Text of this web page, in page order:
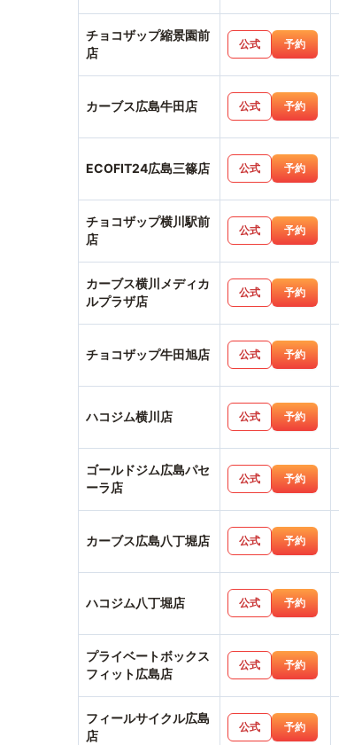
チョコザップ縮景園前
店
公式 予約
カーブス広島牛田店 公式 予約
ECOFIT24広島三篠店 公式 予約
チョコザップ横川駅前
店
公式 予約
カーブス横川メディカ
ルプラザ店
公式 予約
チョコザップ牛田旭店 公式 予約
ハコジム横川店 公式 予約
ゴールドジム広島パセ
ーラ店
公式 予約
カーブス広島八丁堀店 公式 予約
ハコジム八丁堀店 公式 予約
プライベートボックス
フィット広島店
公式 予約
フィールサイクル広島
店
公式 予約